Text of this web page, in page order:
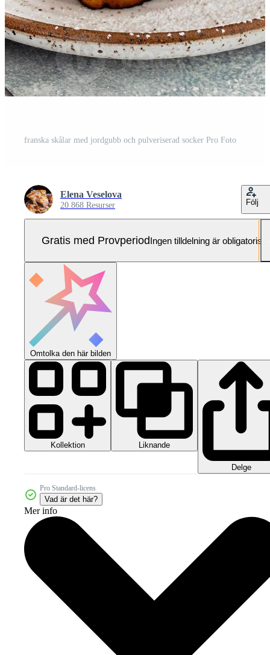
franska skålar med jordgubb och pulveriserad socker Pro Foto
Elena Veselova
20 868 Resurser Följ
Gratis med ProvperiodIngen tilldelning är obligatorisk
Omtolka den här bilden
Kollektion Liknande
Delge
Pro Standard-licens
Vad är det här?
Mer info